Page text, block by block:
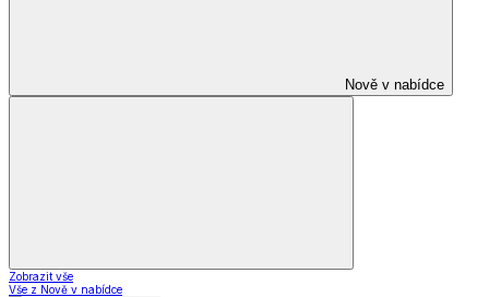
Nově v nabídce
Zobrazit vše
Vše z Nově v nabídce